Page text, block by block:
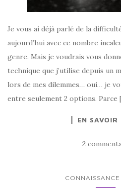
Je vous ai déjà parlé de la
aujourd’hui avec ce nombre
genre. Mais je voudrais vous
technique que j’utilise depuis un
lors de mes dilemmes… oui… je
entre seulement 2 options. Parce
EN SAVOIR
2